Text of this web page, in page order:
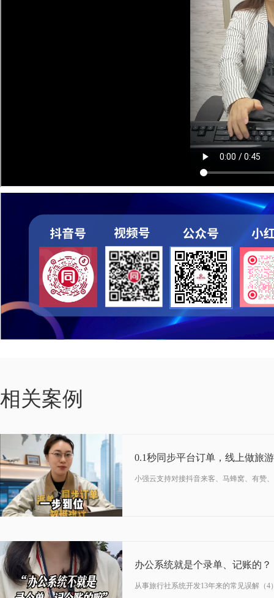
相关案例
04-07
2026
0.1秒同步平台订单，线上做旅
小强云支持对接抖音来客、马蜂窝、有赞
07-28
2026
办公系统就是个录单、记账的？
从事旅行社系统开发13年来的常见误解（4